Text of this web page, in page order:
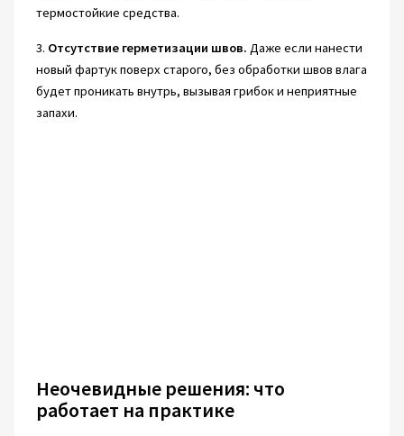
термостойкие средства.
3. Отсутствие герметизации швов. Даже если нанести
новый фартук поверх старого, без обработки швов влага
будет проникать внутрь, вызывая грибок и неприятные
запахи.
Неочевидные решения: что
работает на практике